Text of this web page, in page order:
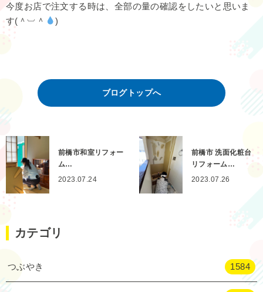
今度お店で注文する時は、全部の量の確認をしたいと思いま
す(＾︺＾
)
ブログトップへ
前橋市和室リフォー
ム…
2023.07.24
前橋市 洗面化粧台
リフォーム…
2023.07.26
カテゴリ
つぶやき 1584